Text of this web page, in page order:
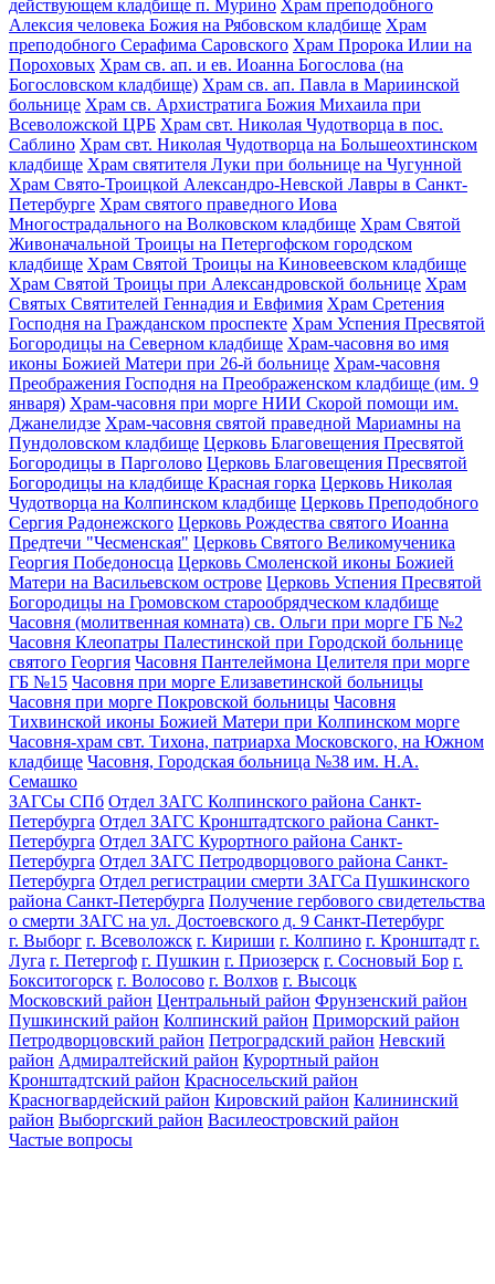
действующем кладбище п. Мурино Храм преподобного
Алексия человека Божия на Рябовском кладбище Храм
преподобного Серафима Саровского Храм Пророка Илии на
Пороховых Храм св. ап. и ев. Иоанна Богослова (на
Богословском кладбище) Храм св. ап. Павла в Мариинской
больнице Храм св. Архистратига Божия Михаила при
Всеволожской ЦРБ Храм свт. Николая Чудотворца в пос.
Саблино Храм свт. Николая Чудотворца на Большеохтинском
кладбище Храм святителя Луки при больнице на Чугунной
Храм Свято-Троицкой Александро-Невской Лавры в Санкт-
Петербурге Храм святого праведного Иова
Многострадального на Волковском кладбище Храм Святой
Живоначальной Троицы на Петергофском городском
кладбище Храм Святой Троицы на Киновеевском кладбище
Храм Святой Троицы при Александровской больнице Храм
Святых Святителей Геннадия и Евфимия Храм Сретения
Господня на Гражданском проспекте Храм Успения Пресвятой
Богородицы на Северном кладбище Храм-часовня во имя
иконы Божией Матери при 26-й больнице Храм-часовня
Преображения Господня на Преображенском кладбище (им. 9
января) Храм-часовня при морге НИИ Скорой помощи им.
Джанелидзе Храм-часовня святой праведной Мариамны на
Пундоловском кладбище Церковь Благовещения Пресвятой
Богородицы в Парголово Церковь Благовещения Пресвятой
Богородицы на кладбище Красная горка Церковь Николая
Чудотворца на Колпинском кладбище Церковь Преподобного
Сергия Радонежского Церковь Рождества святого Иоанна
Предтечи "Чесменская" Церковь Святого Великомученика
Георгия Победоносца Церковь Смоленской иконы Божией
Матери на Васильевском острове Церковь Успения Пресвятой
Богородицы на Громовском старообрядческом кладбище
Часовня (молитвенная комната) св. Ольги при морге ГБ №2
Часовня Клеопатры Палестинской при Городской больнице
святого Георгия Часовня Пантелеймона Целителя при морге
ГБ №15 Часовня при морге Елизаветинской больницы
Часовня при морге Покровской больницы Часовня
Тихвинской иконы Божией Матери при Колпинском морге
Часовня-храм свт. Тихона, патриарха Московского, на Южном
кладбище Часовня, Городская больница №38 им. Н.А.
Семашко
ЗАГСы СПб Отдел ЗАГС Колпинского района Санкт-
Петербурга Отдел ЗАГС Кронштадтского района Санкт-
Петербурга Отдел ЗАГС Курортного района Санкт-
Петербурга Отдел ЗАГС Петродворцового района Санкт-
Петербурга Отдел регистрации смерти ЗАГСа Пушкинского
района Санкт-Петербурга Получение гербового свидетельства
о смерти ЗАГС на ул. Достоевского д. 9 Санкт-Петербург
г. Выборг г. Всеволожск г. Кириши г. Колпино г. Кронштадт г.
Луга г. Петергоф г. Пушкин г. Приозерск г. Сосновый Бор г.
Бокситогорск г. Волосово г. Волхов г. Высоцк
Московский район Центральный район Фрунзенский район
Пушкинский район Колпинский район Приморский район
Петродворцовский район Петроградский район Невский
район Адмиралтейский район Курортный район
Кронштадтский район Красносельский район
Красногвардейский район Кировский район Калининский
район Выборгский район Василеостровский район
Частые вопросы